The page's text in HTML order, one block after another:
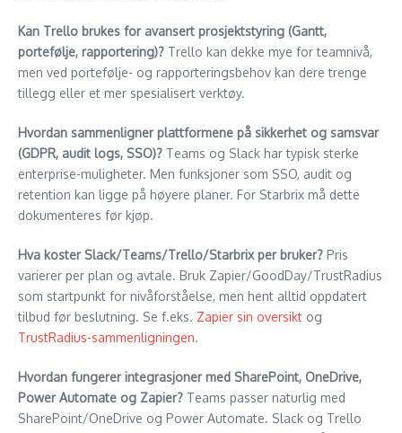
Kan Trello brukes for avansert prosjektstyring (Gantt,
portefølje, rapportering)? Trello kan dekke mye for teamnivå,
men ved portefølje- og rapporteringsbehov kan dere trenge
tillegg eller et mer spesialisert verktøy.
Hvordan sammenligner plattformene på sikkerhet og samsvar
(GDPR, audit logs, SSO)? Teams og Slack har typisk sterke
enterprise-muligheter. Men funksjoner som SSO, audit og
retention kan ligge på høyere planer. For Starbrix må dette
dokumenteres før kjøp.
Hva koster Slack/Teams/Trello/Starbrix per bruker? Pris
varierer per plan og avtale. Bruk Zapier/GoodDay/TrustRadius
som startpunkt for nivåforståelse, men hent alltid oppdatert
tilbud før beslutning. Se f.eks. Zapier sin oversikt og
TrustRadius-sammenligningen.
Hvordan fungerer integrasjoner med SharePoint, OneDrive,
Power Automate og Zapier? Teams passer naturlig med
SharePoint/OneDrive og Power Automate. Slack og Trello